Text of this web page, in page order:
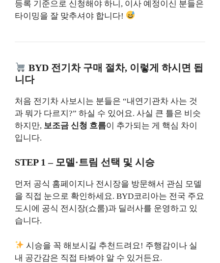
등록 기준으로 신청해야 하니, 이사 예정이신 분들은
타이밍을 잘 맞추셔야 합니다!
BYD 전기차 구매 절차, 이렇게 하시면 됩
니다
처음 전기차 사보시는 분들은 “내연기관차 사는 것
과 뭐가 다르지?” 하실 수 있어요. 사실 큰 틀은 비슷
하지만, 보조금 신청 흐름이 추가되는 게 핵심 차이
입니다.
STEP 1 – 모델·트림 선택 및 시승
먼저 공식 홈페이지나 전시장을 방문해서 관심 모델
을 직접 눈으로 확인하세요. BYD코리아는 전국 주요
도시에 공식 전시장(쇼룸)과 딜러사를 운영하고 있
습니다.
시승을 꼭 해보시길 추천드려요! 주행감이나 실
내 공간감은 직접 타봐야 알 수 있거든요.